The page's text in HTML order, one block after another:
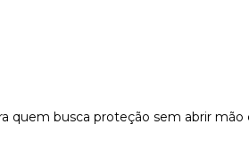
quem busca proteção sem abrir mão